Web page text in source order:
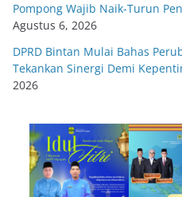
Pompong Wajib Naik-Turun
Agustus 6, 2026
DPRD Bintan Mulai Bahas
Tekankan Sinergi Demi
2026